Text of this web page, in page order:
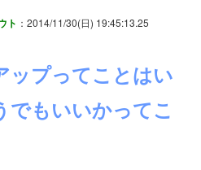
ト ：2014/11/30(日) 19:45:13.25
ップってことはい
でもいいかってこ